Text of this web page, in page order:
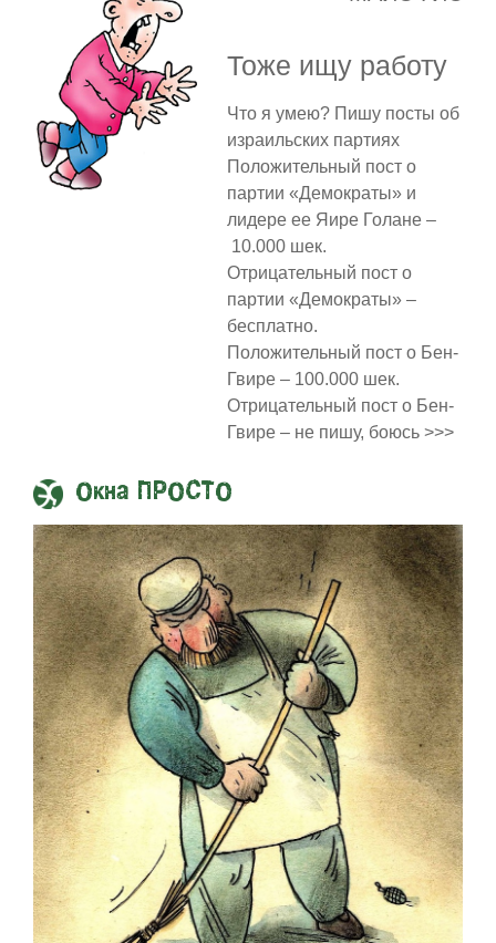
Тоже ищу работу
Что я умею? Пишу посты об
израильских партиях
Положительный пост о
партии «Демократы» и
лидере ее Яире Голане –
10.000 шек.
Отрицательный пост о
партии «Демократы» –
бесплатно.
Положительный пост о Бен-
Гвире – 100.000 шек.
Отрицательный пост о Бен-
Гвире – не пишу, боюсь >>>
Окна ПРОСТО